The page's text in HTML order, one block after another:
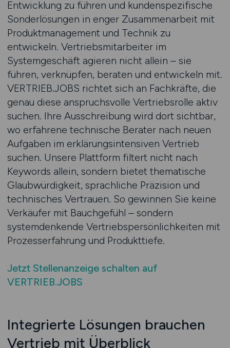
Entwicklung zu führen und kundenspezifische
Sonderlösungen in enger Zusammenarbeit mit
Produktmanagement und Technik zu
entwickeln. Vertriebsmitarbeiter im
Systemgeschäft agieren nicht allein – sie
führen, verknüpfen, beraten und entwickeln mit.
VERTRIEB.JOBS richtet sich an Fachkräfte, die
genau diese anspruchsvolle Vertriebsrolle aktiv
suchen. Ihre Ausschreibung wird dort sichtbar,
wo erfahrene technische Berater nach neuen
Aufgaben im erklärungsintensiven Vertrieb
suchen. Unsere Plattform filtert nicht nach
Keywords allein, sondern bietet thematische
Glaubwürdigkeit, sprachliche Präzision und
technisches Vertrauen. So gewinnen Sie keine
Verkäufer mit Bauchgefühl – sondern
systemdenkende Vertriebspersönlichkeiten mit
Prozesserfahrung und Produkttiefe.
Jetzt Stellenanzeige schalten auf
VERTRIEB.JOBS
Integrierte Lösungen brauchen
Vertrieb mit Überblick